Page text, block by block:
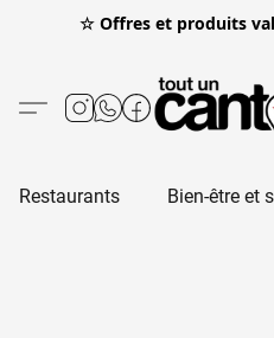
☆ Offres et produits
Restaurants Bien-être et